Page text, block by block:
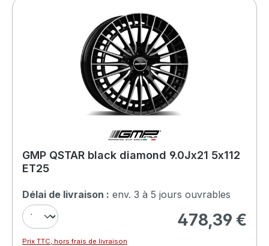
GMP QSTAR black diamond 9.0Jx21 5x112
ET25
Délai de livraison : env. 3 à 5 jours ouvrables
Prix régulier :
478,39 €
Prix TTC, hors frais de livraison